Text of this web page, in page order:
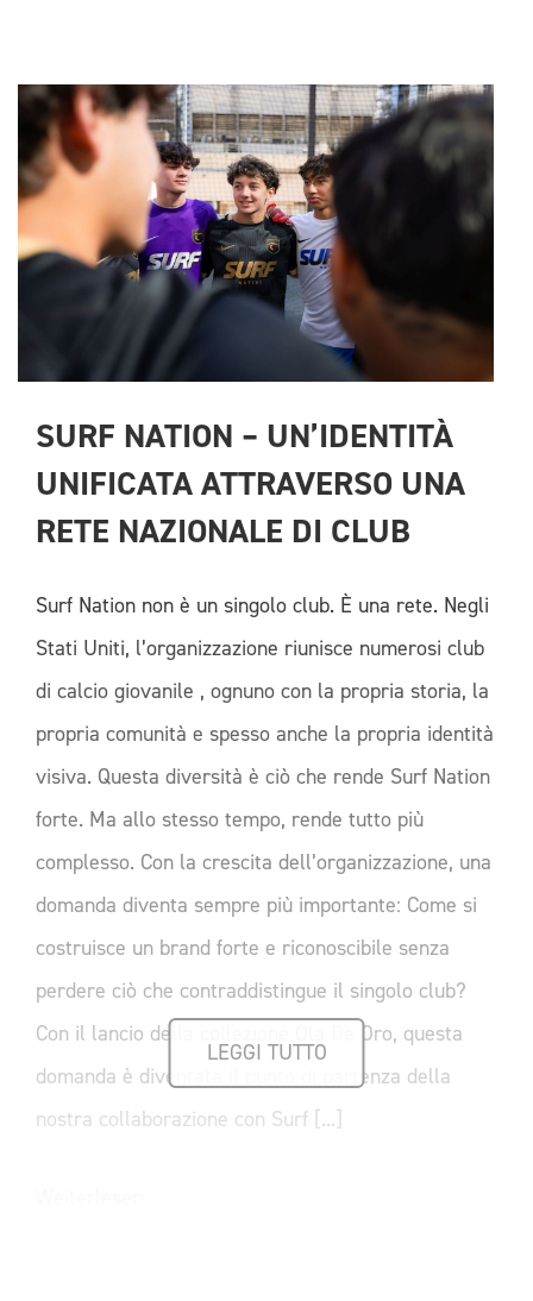
SURF NATION – UN’IDENTITÀ
UNIFICATA ATTRAVERSO UNA
RETE NAZIONALE DI CLUB
LEGGI TUTTO
Surf Nation non è un singolo club. È una rete. Negli
Stati Uniti, l’organizzazione riunisce numerosi club
di calcio giovanile , ognuno con la propria storia, la
propria comunità e spesso anche la propria identità
visiva. Questa diversità è ciò che rende Surf Nation
forte. Ma allo stesso tempo, rende tutto più
complesso. Con la crescita dell’organizzazione, una
domanda diventa sempre più importante: Come si
costruisce un brand forte e riconoscibile senza
perdere ciò che contraddistingue il singolo club?
Con il lancio della collezione Ola De Oro, questa
domanda è diventata il punto di partenza della
nostra collaborazione con Surf [...]